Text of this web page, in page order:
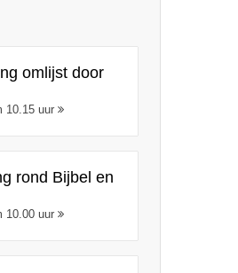
omlijst door
10.15 uur
rond Bijbel en
10.00 uur